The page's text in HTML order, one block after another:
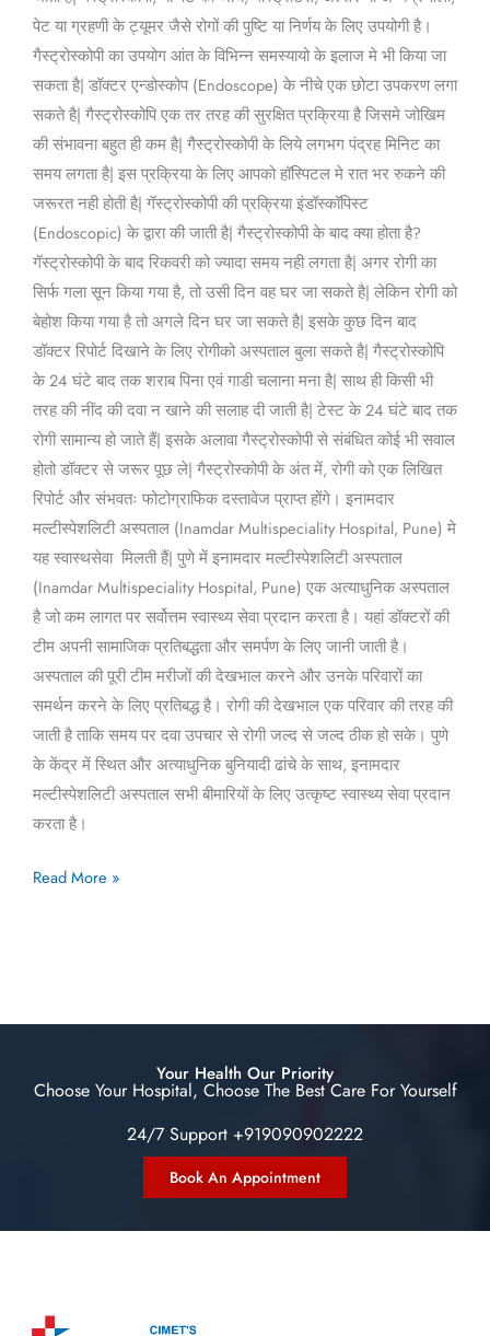
पेट या ग्रहणी के ट्यूमर जैसे रोगों की पुष्टि या निर्णय के लिए उपयोगी है।
गैस्ट्रोस्कोपी का उपयोग आंत के विभिन्न समस्यायो के इलाज मे भी किया जा
सकता है| डॉक्टर एन्डोस्कोप (Endoscope) के नीचे एक छोटा उपकरण लगा
सकते है| गैस्ट्रोस्कोपि एक तर तरह की सुरक्षित प्रक्रिया है जिसमे जोखिम
की संभावना बहुत ही कम है| गैस्ट्रोस्कोपी के लिये लगभग पंद्रह मिनिट का
समय लगता है| इस प्रक्रिया के लिए आपको हॉस्पिटल मे रात भर रुकने की
जरूरत नही होती है| गॅस्ट्रोस्कोपी की प्रक्रिया इंडॉस्कॉपिस्ट
(Endoscopic) के द्वारा की जाती है| गैस्ट्रोस्कोपी के बाद क्या होता है?
गॅस्ट्रोस्कोपी के बाद रिकवरी को ज्यादा समय नही लगता है| अगर रोगी का
सिर्फ गला सून किया गया है, तो उसी दिन वह घर जा सकते है| लेकिन रोगी को
बेहोश किया गया है तो अगले दिन घर जा सकते है| इसके कुछ दिन बाद
डॉक्टर रिपोर्ट दिखाने के लिए रोगीको अस्पताल बुला सकते है| गैस्ट्रोस्कोपि
के 24 घंटे बाद तक शराब पिना एवं गाडी चलाना मना है| साथ ही किसी भी
तरह की नींद की दवा न खाने की सलाह दी जाती है| टेस्ट के 24 घंटे बाद तक
रोगी सामान्य हो जाते हैं| इसके अलावा गैस्ट्रोस्कोपी से संबंधित कोई भी सवाल
होतो डॉक्टर से जरूर पूछ ले| गैस्ट्रोस्कोपी के अंत में, रोगी को एक लिखित
रिपोर्ट और संभवतः फोटोग्राफिक दस्तावेज प्राप्त होंगे। इनामदार
मल्टीस्पेशलिटी अस्पताल (Inamdar Multispeciality Hospital, Pune) मे
यह स्वास्थसेवा मिलती हैं| पुणे में इनामदार मल्टीस्पेशलिटी अस्पताल
(Inamdar Multispeciality Hospital, Pune) एक अत्याधुनिक अस्पताल
है जो कम लागत पर सर्वोत्तम स्वास्थ्य सेवा प्रदान करता है। यहां डॉक्टरों की
टीम अपनी सामाजिक प्रतिबद्धता और समर्पण के लिए जानी जाती है।
अस्पताल की पूरी टीम मरीजों की देखभाल करने और उनके परिवारों का
समर्थन करने के लिए प्रतिबद्ध है। रोगी की देखभाल एक परिवार की तरह की
जाती है ताकि समय पर दवा उपचार से रोगी जल्द से जल्द ठीक हो सके। पुणे
के केंद्र में स्थित और अत्याधुनिक बुनियादी ढांचे के साथ, इनामदार
मल्टीस्पेशलिटी अस्पताल सभी बीमारियों के लिए उत्कृष्ट स्वास्थ्य सेवा प्रदान
करता है।
Read More »
Your Health Our Priority
Choose Your Hospital, Choose The Best Care For Yourself
24/7 Support +919090902222
Book An Appointment